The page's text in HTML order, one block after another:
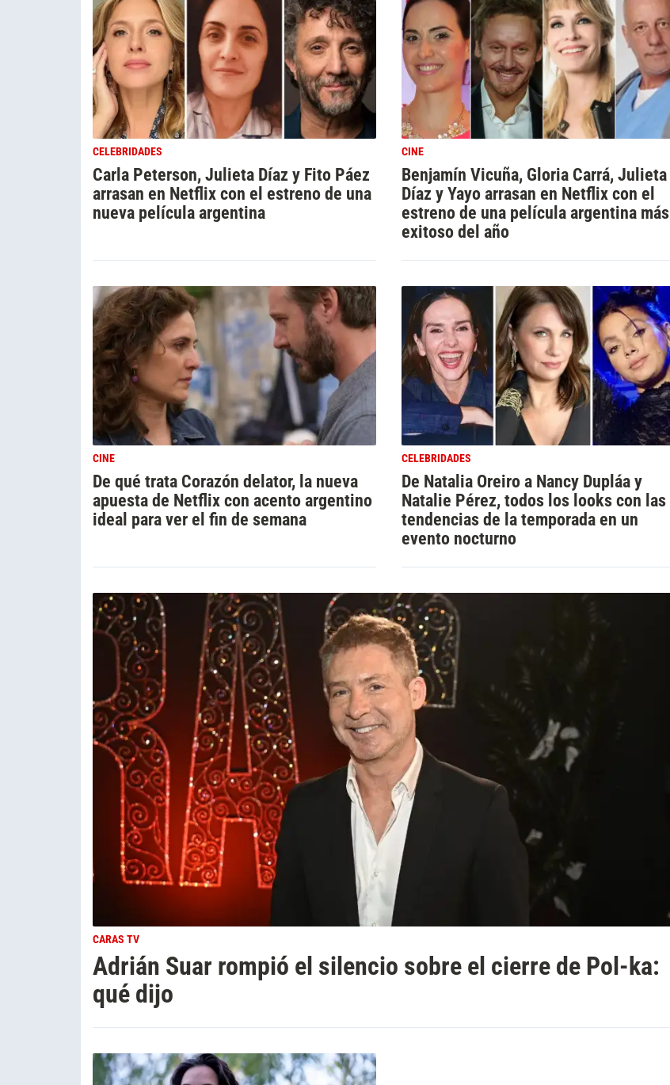
CELEBRIDADES
Carla Peterson, Julieta Díaz y Fito Páez
arrasan en Netflix con el estreno de una
nueva película argentina
CINE
Benjamín Vicuña, Gloria Carrá, Julieta
Díaz y Yayo arrasan en Netflix con el
estreno de una película argentina más
exitoso del año
CINE
De qué trata Corazón delator, la nueva
apuesta de Netflix con acento argentino
ideal para ver el fin de semana
CELEBRIDADES
De Natalia Oreiro a Nancy Dupláa y
Natalie Pérez, todos los looks con las
tendencias de la temporada en un
evento nocturno
CARAS TV
Adrián Suar rompió el silencio sobre el cierre de Pol-ka:
qué dijo